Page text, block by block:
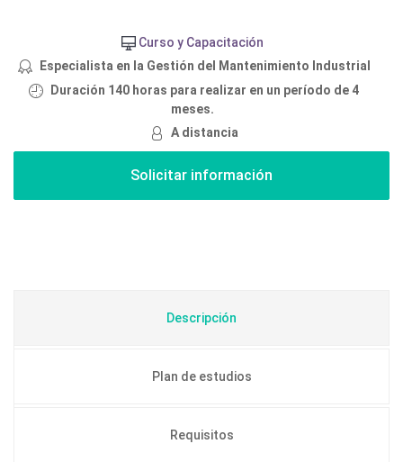
Curso y Capacitación
Especialista en la Gestión del Mantenimiento Industrial
Duración 140 horas para realizar en un período de 4
meses.
A distancia
Descripción
Plan de estudios
Requisitos